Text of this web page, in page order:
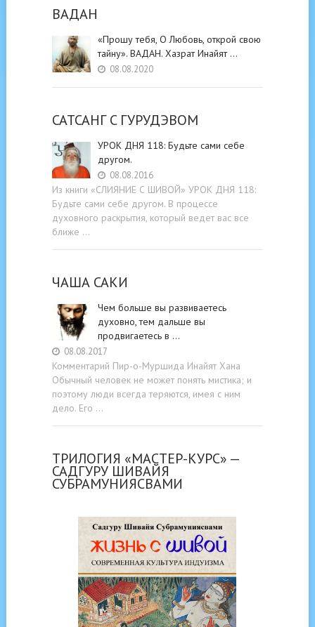
ВАДАН
«Прошу тебя, О Любовь, открой свою
тайну». ВАДАН. Хазрат Инайят …
08.08.2020
САТСАНГ C ГУРУДЭВОМ
УРОК ДНЯ 118: Будьте cами cебе
другом.
08.08.2016
Из книги «СЛИЯНИЕ С ШИВОЙ» УРОК ДНЯ 118:
Будьте cами cебе другом. В процессе
духовного раскрытия, который ведет вас все
ближе …
ЧАША САКИ
Чем больше вы развиваетесь
духовно, тем дальше вы
продвигаетесь в …
08.08.2017
Комментарий Пир-о-Муршида Инайят Хана
Обычный человек не может понять мистика; и
поэтому люди всегда теряются, имея с ним
дело. Его …
ТРИЛОГИЯ «МАСТЕР-КУРС» —
САДГУРУ ШИВАЙЯ
СУБРАМУНИЯСВАМИ